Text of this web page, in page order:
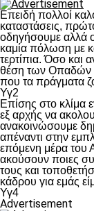
Επειδή πολλοί
καταστάσεις,
οδηγήσουμε αλλά
καμία πόλωση με
τερτίπια. Όσο και
θέση των Οπαδών
που τα πράγματα
Υγ2
Επίσης στο κλίμα
εξ αρχής να
ανακοινώσουμε
απέναντι στην
επόμενη μέρα του
ακούσουν ποιες
τους και
κάδρου για εμάς
Υγ4
Advertisement